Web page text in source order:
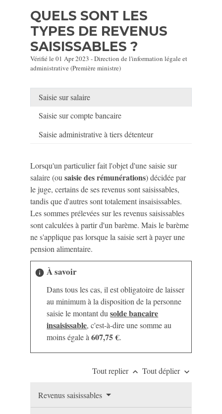
QUELS SONT LES
TYPES DE REVENUS
SAISISSABLES ?
Vérifié le 01 Apr 2023 - Direction de l'information légale et
administrative (Première ministre)
Saisie sur salaire
Saisie sur compte bancaire
Saisie administrative à tiers détenteur
Lorsqu'un particulier fait l'objet d'une saisie sur
salaire (ousaisie des rémunérations) décidée par
le juge, certains de ses revenus sont saisissables,
tandis que d'autres sont totalement insaisissables.
Les sommes prélevées sur les revenus saisissables
sont calculées à partir d'un barème. Mais le barème
ne s'applique pas lorsque la saisie sert à payer une
pension alimentaire.
info À savoir
Dans tous les cas, il est obligatoire de laisser
au minimum à la disposition de la personne
saisie le montant dusolde bancaire
insaisissable, c'est-à-dire une somme au
moins égale à607,75 €.
Tout replier keyboard_arrow_up Tout déplier keyboard_arrow_down
Revenus saisissables